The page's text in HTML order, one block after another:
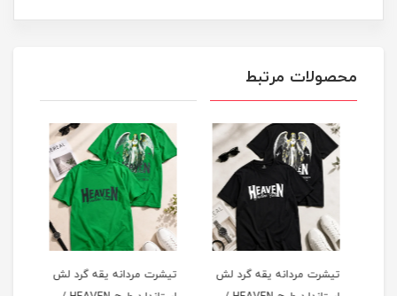
محصولات مرتبط
تیشرت مردانه یقه گرد لش
تیشرت مردانه یقه گرد لش